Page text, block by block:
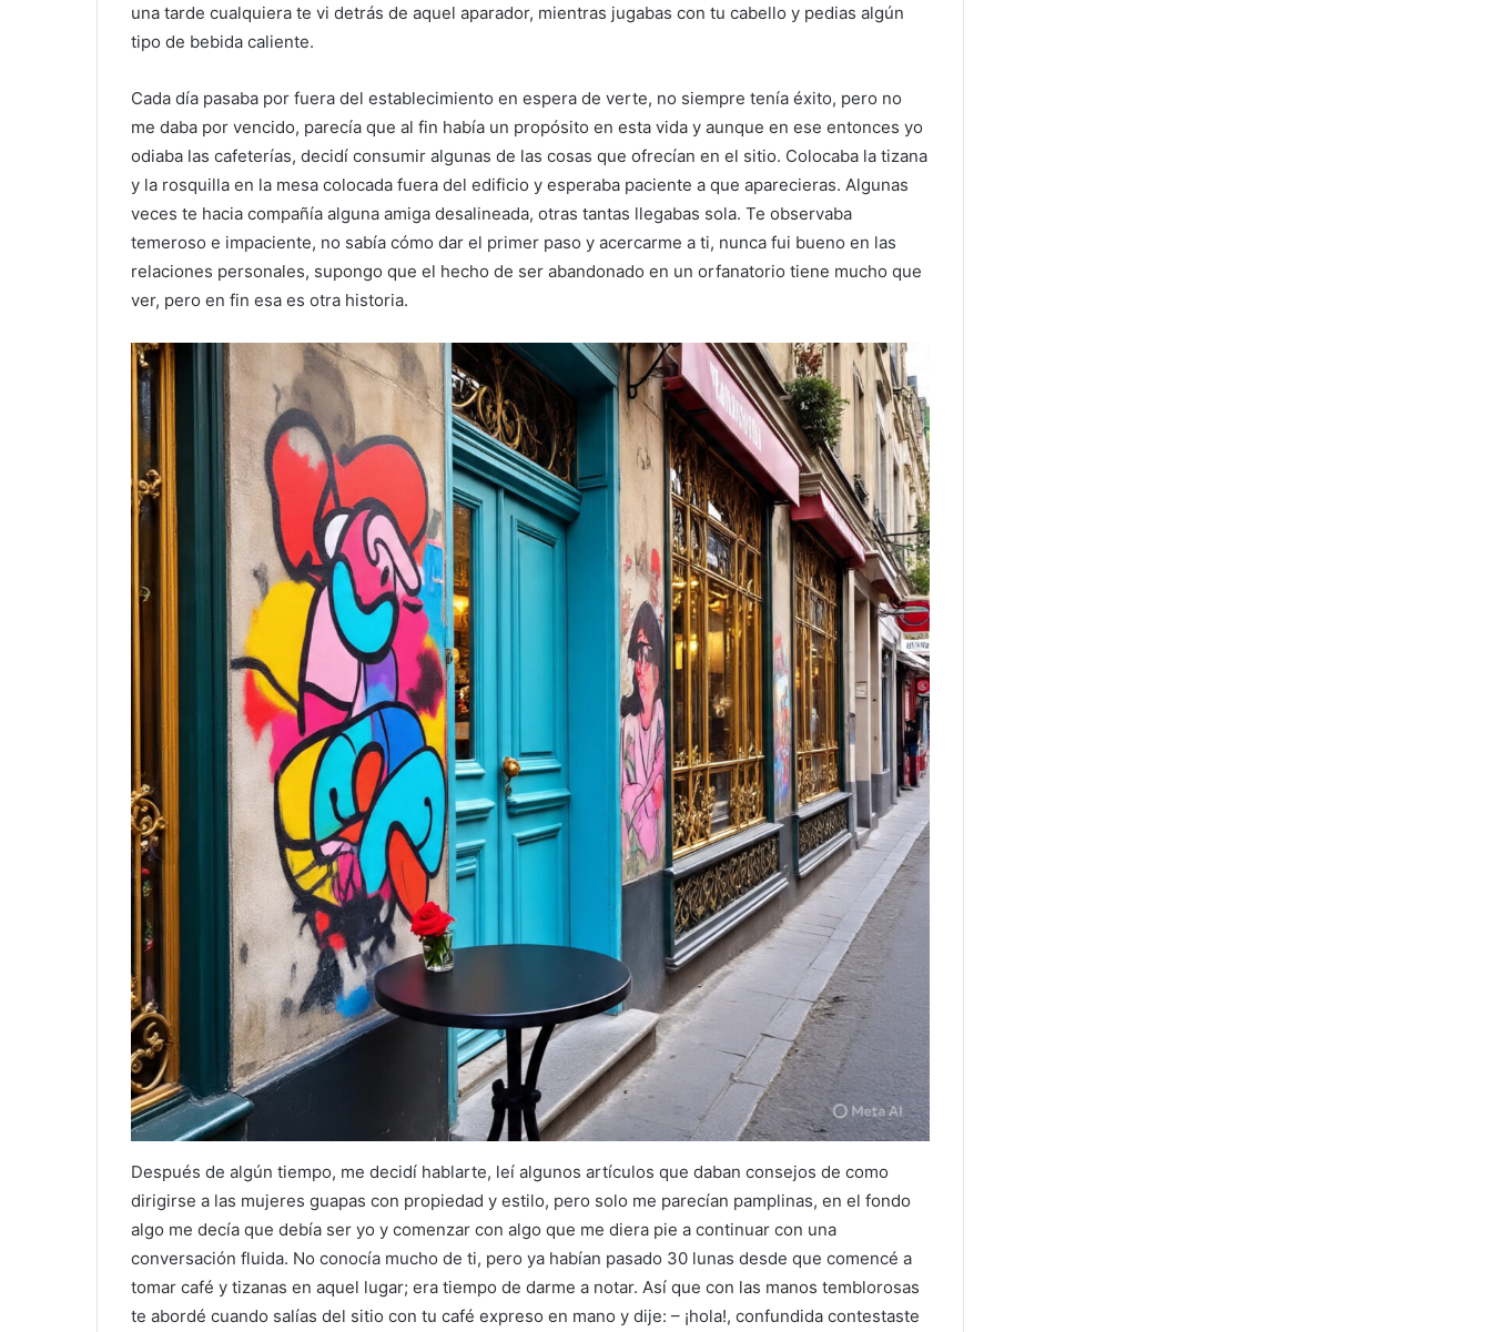
una tarde cualquiera te vi detrás de aquel aparador, mientras jugabas con tu cabello y pedias algún
tipo de bebida caliente.
Cada día pasaba por fuera del establecimiento en espera de verte, no siempre tenía éxito, pero no
me daba por vencido, parecía que al fin había un propósito en esta vida y aunque en ese entonces yo
odiaba las cafeterías, decidí consumir algunas de las cosas que ofrecían en el sitio. Colocaba la tizana
y la rosquilla en la mesa colocada fuera del edificio y esperaba paciente a que aparecieras. Algunas
veces te hacia compañía alguna amiga desalineada, otras tantas llegabas sola. Te observaba
temeroso e impaciente, no sabía cómo dar el primer paso y acercarme a ti, nunca fui bueno en las
relaciones personales, supongo que el hecho de ser abandonado en un orfanatorio tiene mucho que
ver, pero en fin esa es otra historia.
Después de algún tiempo, me decidí hablarte, leí algunos artículos que daban consejos de como
dirigirse a las mujeres guapas con propiedad y estilo, pero solo me parecían pamplinas, en el fondo
algo me decía que debía ser yo y comenzar con algo que me diera pie a continuar con una
conversación fluida. No conocía mucho de ti, pero ya habían pasado 30 lunas desde que comencé a
tomar café y tizanas en aquel lugar; era tiempo de darme a notar. Así que con las manos temblorosas
te abordé cuando salías del sitio con tu café expreso en mano y dije: – ¡hola!, confundida contestaste